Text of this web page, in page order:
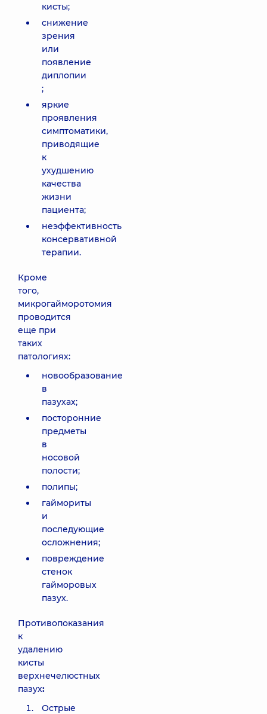
кисты;
снижение
зрения
или
появление
диплопии
;
яркие
проявления
симптоматики,
приводящие
к
ухудшению
качества
жизни
пациента;
неэффективность
консервативной
терапии.
Кроме
того,
микрогайморотомия
проводится
еще при
таких
патологиях:
новообразование
в
пазухах;
посторонние
предметы
в
носовой
полости;
полипы;
гаймориты
и
последующие
осложнения;
повреждение
стенок
гайморовых
пазух.
Противопоказания
к
удалению
кисты
верхнечелюстных
пазух:
Острые